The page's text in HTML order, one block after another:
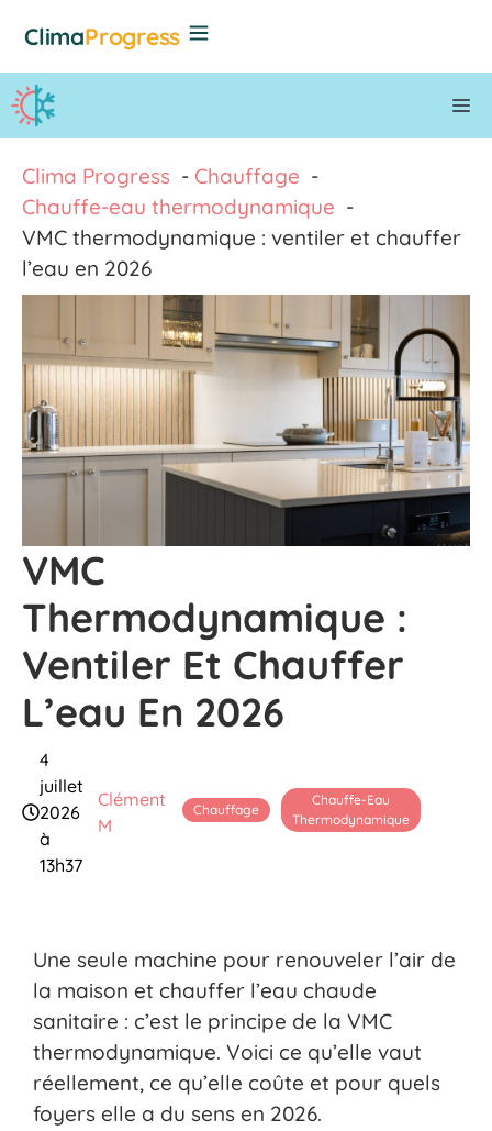
contenu
ClimaProgress
Clima Progress
Chauffage
Chauffe-eau thermodynamique
VMC thermodynamique : ventiler et chauffer
l’eau en 2026
VMC
Thermodynamique :
Ventiler Et Chauffer
L’eau En 2026
4
juillet
2026
à
13h37
Clément
M
Chauffage
Chauffe-Eau
Thermodynamique
Une seule machine pour renouveler l’air de
la maison et chauffer l’eau chaude
sanitaire : c’est le principe de la VMC
thermodynamique. Voici ce qu’elle vaut
réellement, ce qu’elle coûte et pour quels
foyers elle a du sens en 2026.